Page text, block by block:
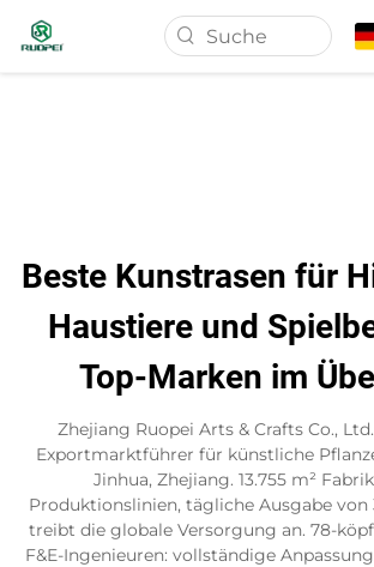
Neuigkeiten
Download
Kontakt
Beste Kunstrasen für
Haustiere und
Top-Marken im
Zhejiang Ruopei Arts & Crafts Co.,
Exportmarktführer für künstliche
Jinhua, Zhejiang. 13.755 m²
Produktionslinien, tägliche Ausgabe von
treibt die globale Versorgung an. 78-
F&E-Ingenieuren: vollständige